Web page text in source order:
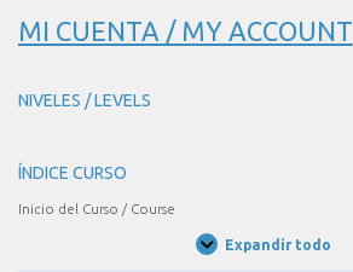
MI CUENTA / MY ACCOUNT
NIVELES / LEVELS
ÍNDICE CURSO
Inicio del Curso / Course
Expandir todo
Unidades